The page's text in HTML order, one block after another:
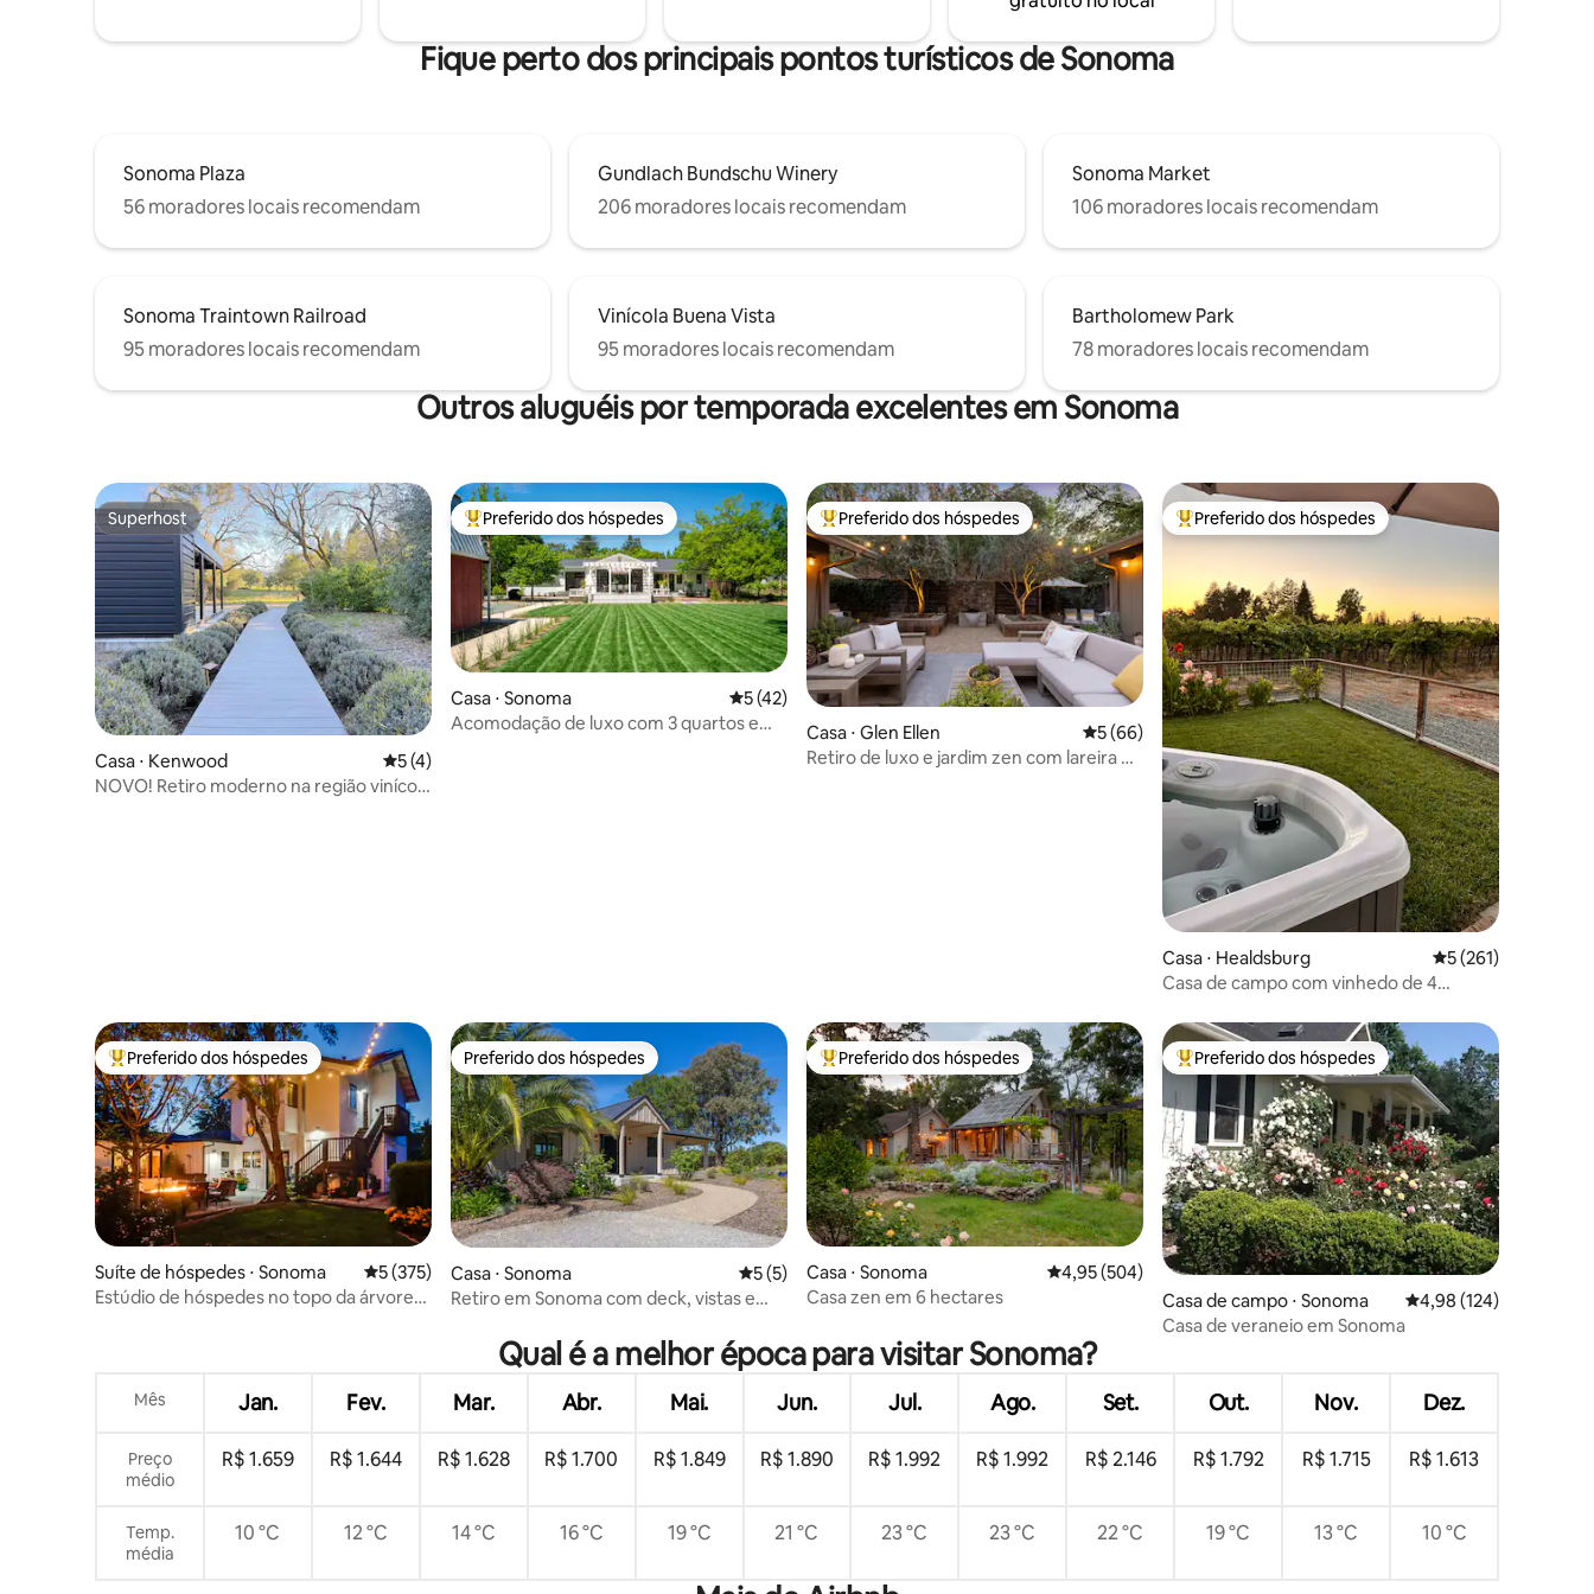
🙏 🌺
infantis, jogos e itens para bebês
minutos) Armstrong Giant Redwoods (30
minutos)
Fique perto dos principais pontos turísticos de Sonoma
Sonoma Plaza
56 moradores locais recomendam
Gundlach Bundschu Winery
206 moradores locais recomendam
Sonoma Market
106 moradores locais recomendam
Sonoma Traintown Railroad
95 moradores locais recomendam
Vinícola Buena Vista
95 moradores locais recomendam
Bartholomew Park
78 moradores locais recomendam
Outros aluguéis por temporada excelentes em Sonoma
Superhost
Superhost
Casa ⋅ Kenwood 5 de uma avaliação média de 5, 4 avaliações
5 (4)
NOVO! Retiro moderno na região vinícola
Entre os melhores preferidos dos hóspedes
Preferido dos hóspedes
Casa ⋅ Sonoma 5 de uma avaliação média de 5, 42 avaliações
5 (42)
Acomodação de luxo com 3 quartos em
Entre os melhores preferidos dos hóspedes
Preferido dos hóspedes
Casa ⋅ Glen Ellen 5 de uma avaliação média de 5, 66 avaliações
5 (66)
Retiro de luxo e jardim zen com lareira e
Entre os melhores preferidos dos hóspedes
Preferido dos hóspedes
Casa ⋅ Healdsburg 5 de uma avaliação
5 (261)
Casa de campo com vinhedo de 4
hidromassagem e quadra de bocha
Entre os melhores preferidos dos hóspedes
Preferido dos hóspedes
Suíte de hóspedes ⋅ Sonoma 5 de uma avaliação média de 5, 375 avaliações
5 (375)
Estúdio de hóspedes no topo da árvore
Preferido dos hóspedes
Preferido dos hóspedes
Casa ⋅ Sonoma 5 de uma avaliação média de 5, 5 avaliações
5 (5)
Retiro em Sonoma com deck, vistas e
Entre os melhores preferidos dos hóspedes
Preferido dos hóspedes
Casa ⋅ Sonoma 4,95 de uma avaliação média de 5, 504 avaliações
4,95 (504)
Casa zen em 6 hectares
Entre os melhores preferidos dos hóspedes
Preferido dos hóspedes
Casa de campo ⋅ Sonoma 4,98 de uma avaliação
4,98 (124)
Casa de veraneio em Sonoma
Qual é a melhor época para visitar Sonoma?
Mês Jan. Fev. Mar. Abr. Mai. Jun. Jul. Ago. Set. Out. Nov. Dez.
Preço
médio
R$ 1.659 R$ 1.644 R$ 1.628 R$ 1.700 R$ 1.849 R$ 1.890 R$ 1.992 R$ 1.992 R$ 2.146 R$ 1.792 R$ 1.715 R$ 1.613
Temp.
média
10 °C 12 °C 14 °C 16 °C 19 °C 21 °C 23 °C 23 °C 22 °C 19 °C 13 °C 10 °C